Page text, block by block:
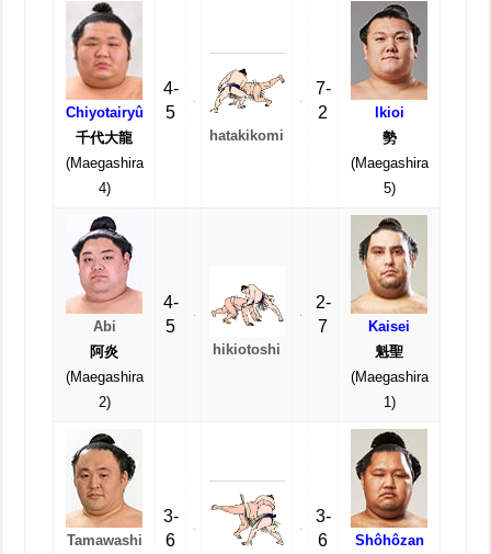
Chiyotairyû
千代大龍
(Maegashira
4)
4-
5
hatakikomi
7-
2
Ikioi
勢
(Maegashira
5)
Abi
阿炎
(Maegashira
2)
4-
5
hikiotoshi
2-
7
Kaisei
魁聖
(Maegashira
1)
Tamawashi
3-
6
3-
6
Shôhôzan